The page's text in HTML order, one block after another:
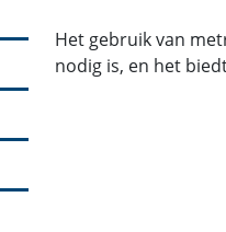
Het gebruik van
nodig is, en het